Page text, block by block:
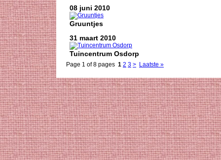
08 juni 2010
Gruuntjes
31 maart 2010
Tuincentrum Osdorp
Page 1 of 8 pages 1 2 3 > Laatste »